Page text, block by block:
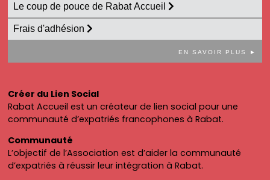
Le coup de pouce de Rabat Accueil
Frais d'adhésion
EN SAVOIR PLUS ►
Créer du Lien Social
Rabat Accueil est un créateur de lien social pour une
communauté d’expatriés francophones à Rabat.
Communauté
L’objectif de l’Association est d’aider la communauté
d’expatriés à réussir leur intégration à Rabat.